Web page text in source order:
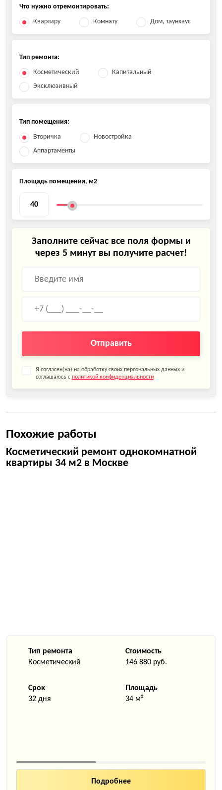
Что нужно отремонтировать:
Квартиру
Комнату Дом, таунхаус
Тип ремонта:
Косметический
Капитальный
Эксклюзивный
Тип помещения:
Вторичка
Новостройка
Аппартаменты
Площадь помещения, м2
Заполните сейчас все поля формы и
через 5 минут вы получите расчет!
Отправить
Я согласен(на) на обработку своих персональных данных и
соглашаюсь с политикой конфиденциальности
Похожие работы
Косметический ремонт однокомнатной
квартиры 34 м2 в Москве
Тип ремонта
Косметический
Стоимость
146 880 руб.
Срок
32 дня
Площадь
34 м²
Подробнее